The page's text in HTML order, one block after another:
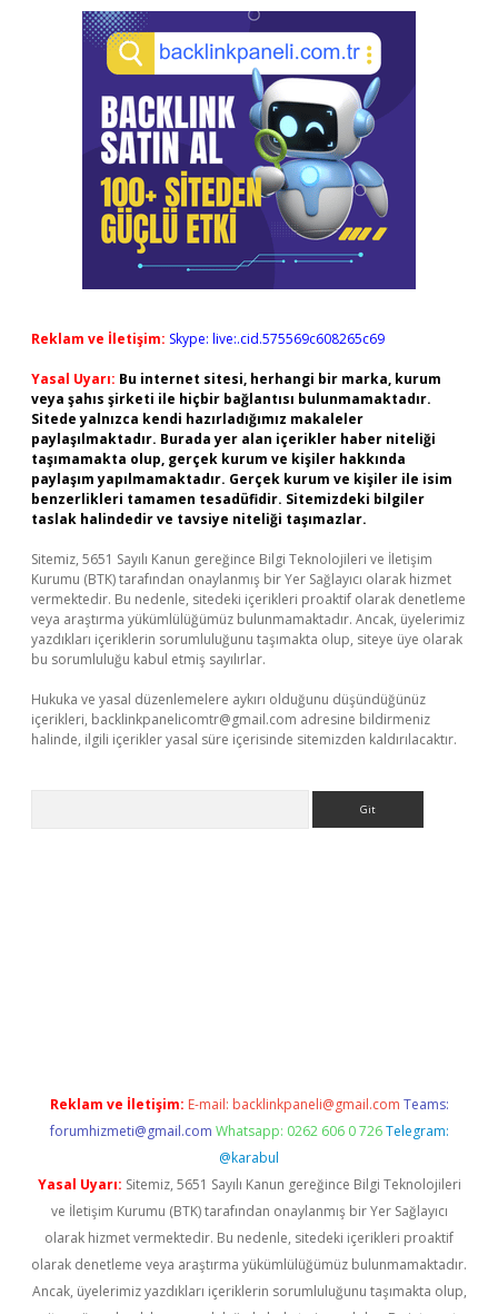
Reklam ve İletişim: Skype: live:.cid.575569c608265c69
Yasal Uyarı: Bu internet sitesi, herhangi bir marka, kurum
veya şahıs şirketi ile hiçbir bağlantısı bulunmamaktadır.
Sitede yalnızca kendi hazırladığımız makaleler
paylaşılmaktadır. Burada yer alan içerikler haber niteliği
taşımamakta olup, gerçek kurum ve kişiler hakkında
paylaşım yapılmamaktadır. Gerçek kurum ve kişiler ile isim
benzerlikleri tamamen tesadüfidir. Sitemizdeki bilgiler
taslak halindedir ve tavsiye niteliği taşımazlar.
Sitemiz, 5651 Sayılı Kanun gereğince Bilgi Teknolojileri ve İletişim
Kurumu (BTK) tarafından onaylanmış bir Yer Sağlayıcı olarak hizmet
vermektedir. Bu nedenle, sitedeki içerikleri proaktif olarak denetleme
veya araştırma yükümlülüğümüz bulunmamaktadır. Ancak, üyelerimiz
yazdıkları içeriklerin sorumluluğunu taşımakta olup, siteye üye olarak
bu sorumluluğu kabul etmiş sayılırlar.
Hukuka ve yasal düzenlemelere aykırı olduğunu düşündüğünüz
içerikleri, backlinkpanelicomtr@gmail.com adresine bildirmeniz
halinde, ilgili içerikler yasal süre içerisinde sitemizden kaldırılacaktır.
Reklam ve İletişim: E-mail: backlinkpaneli@gmail.com Teams:
forumhizmeti@gmail.com Whatsapp: 0262 606 0 726 Telegram:
@karabul
Yasal Uyarı: Sitemiz, 5651 Sayılı Kanun gereğince Bilgi Teknolojileri
ve İletişim Kurumu (BTK) tarafından onaylanmış bir Yer Sağlayıcı
olarak hizmet vermektedir. Bu nedenle, sitedeki içerikleri proaktif
olarak denetleme veya araştırma yükümlülüğümüz bulunmamaktadır.
Ancak, üyelerimiz yazdıkları içeriklerin sorumluluğunu taşımakta olup,